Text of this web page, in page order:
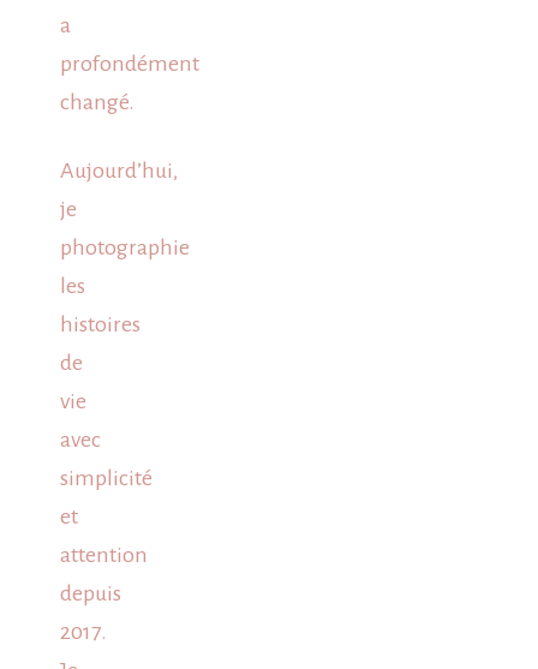
a
profondément
changé.
Aujourd’hui,
je
photographie
les
histoires
de
vie
avec
simplicité
et
attention
depuis
2017.